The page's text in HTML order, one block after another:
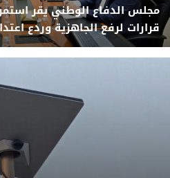
مجلس الدفاع الوطني يقر
قرارات لرفع الجاهزية وردع